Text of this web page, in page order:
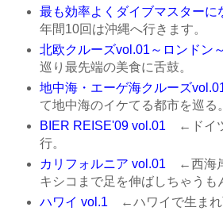
最も効率よくダイブマスターに
年間10回は沖縄へ行きます。
北欧クルーズvol.01～ロンドン～
巡り最先端の美食に舌鼓。
地中海・エーゲ海クルーズ
て地中海のイケてる都市を巡る。
BIER REISE'09 vol.01 ←ドイ
行。
カリフォルニア vol.01 ←西海
キシコまで足を伸ばしちゃうも
ハワイ vol.1 ←ハワイで生まれ